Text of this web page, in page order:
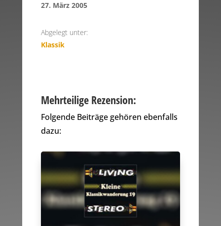
27. März 2005
Abgelegt unter:
Klassik
Mehrteilige Rezension:
Folgende Beiträge gehören ebenfalls
dazu: